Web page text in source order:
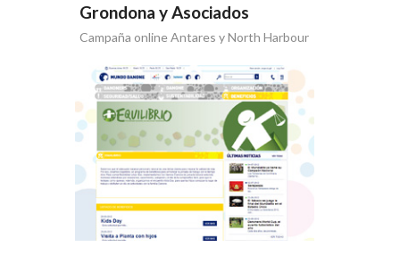
Grondona y Asociados
Campaña online Antares y North Harbour